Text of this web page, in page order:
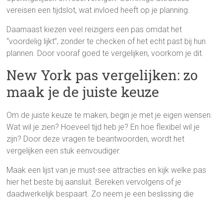
vereisen een tijdslot, wat invloed heeft op je planning.
Daarnaast kiezen veel reizigers een pas omdat het
“voordelig lijkt”, zonder te checken of het echt past bij hun
plannen. Door vooraf goed te vergelijken, voorkom je dit.
New York pas vergelijken: zo
maak je de juiste keuze
Om de juiste keuze te maken, begin je met je eigen wensen.
Wat wil je zien? Hoeveel tijd heb je? En hoe flexibel wil je
zijn? Door deze vragen te beantwoorden, wordt het
vergelijken een stuk eenvoudiger.
Maak een lijst van je must-see attracties en kijk welke pas
hier het beste bij aansluit. Bereken vervolgens of je
daadwerkelijk bespaart. Zo neem je een beslissing die